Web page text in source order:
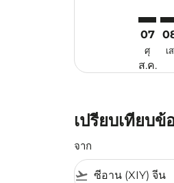
07
ศุ
ส.ค.
เส
เปรียบเทียบ
จาก
flight_takeoff